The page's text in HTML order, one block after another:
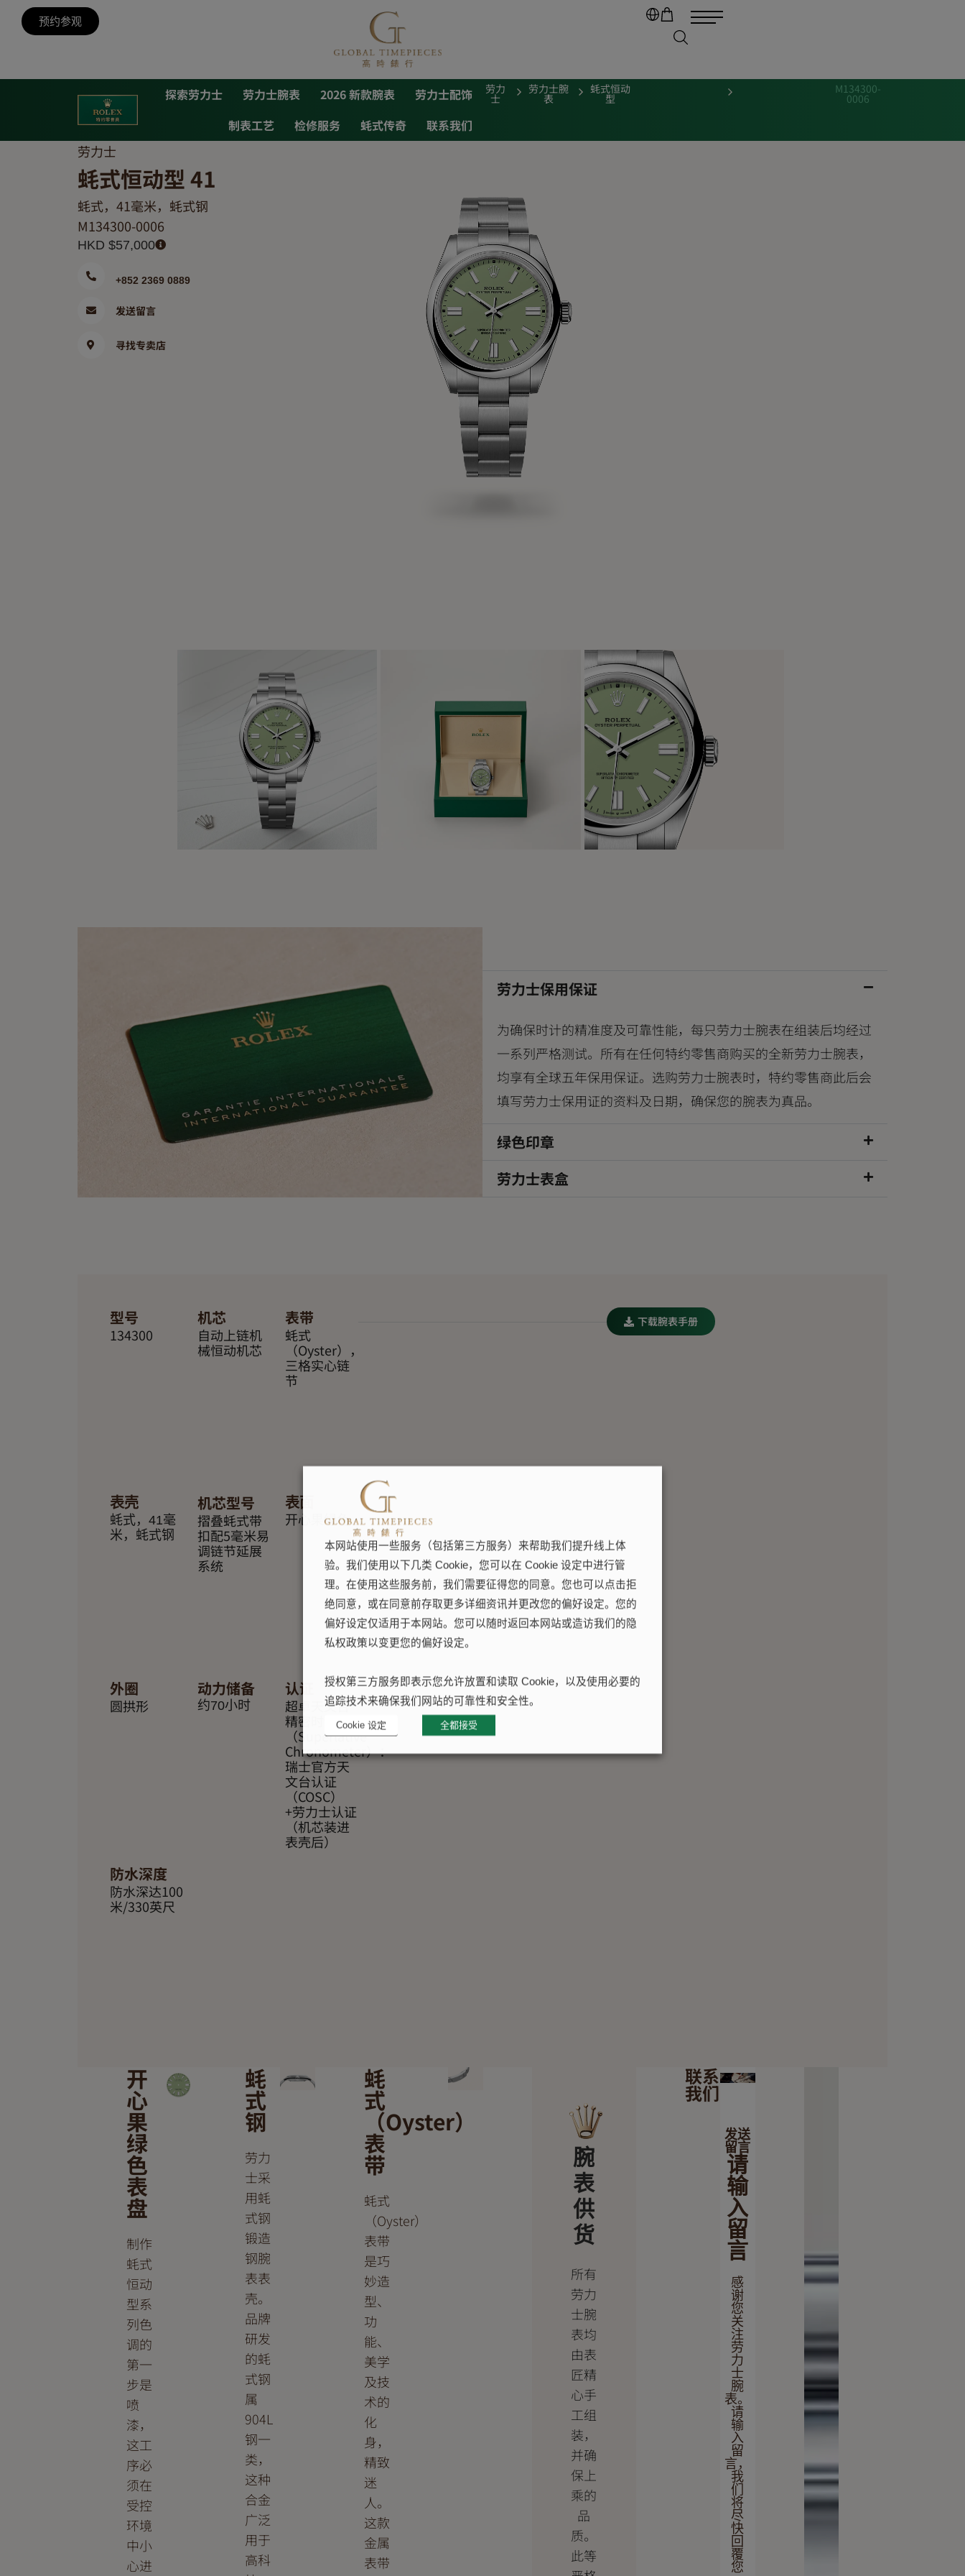
预约参观
探索劳力士 劳力士腕表 2026 新款腕表
劳力士配饰
制表工艺
检修服务 蚝式传奇 联系我们
劳力
士
劳力士腕
表
蚝式恒动
型
M134300-
0006
劳力士
蚝式恒动型 41
蚝式，41毫米，蚝式钢
M134300-0006
HKD $57,000
+852 2369 0889
发送留言
寻找专卖店
劳力士保用保证
为确保时计的精准度及可靠性能，每只劳力士腕表在组装后均经过
一系列严格测试。所有在任何特约零售商购买的全新劳力士腕表，
均享有全球五年保用保证。选购劳力士腕表时，特约零售商此后会
填写劳力士保用证的资料及日期，确保您的腕表为真品。
绿色印章
劳力士表盒
型号
134300
机芯
自动上链机
械恒动机芯
表带
蚝式
（Oyster），
三格实心链
节
表壳
蚝式，41毫
米，蚝式钢
机芯型号
摺叠蚝式带
扣配5毫米易
调链节延展
系统
表面
开心果绿色
外圈
圆拱形
动力储备
约70小时
认证
超卓天文台
精密时计
（Superlative
Chronometer）：
瑞士官方天
文台认证
（COSC）
+劳力士认证
（机芯装进
表壳后）
防水深度
防水深达100
米/330英尺
下载腕表手册
开
心
果
绿
色
表
盘
制作
蚝式
恒动
型系
列色
调的
第一
步是
喷
漆，
这工
序必
须在
受控
环境
中小
心进
蚝
式
钢
劳力
士采
用蚝
式钢
锻造
钢腕
表表
壳。
品牌
研发
的蚝
式钢
属
904L
钢一
类，
这种
合金
广泛
用于
高科
蚝
式
（Oyster）
表
带
蚝式
（Oyster）
表带
是巧
妙造
型、
功
能、
美学
及技
术的
化
身，
精致
迷
人。
这款
金属
表带
腕
表
供
货
所有
劳力
士腕
表均
由表
匠精
心手
工组
装，
并确
保上
乘的
品
质。
此等
联系
我们
发送
留言
请
输
入
留
言
感
谢
您
关
注
劳
力
士
腕
表。
请
输
入
留
言，
我
们
将
尽
快
回
覆
您
本网站使用一些服务（包括第三方服务）来帮助我们提升线上体
验。我们使用以下几类 Cookie，您可以在 Cookie 设定中进行管
理。在使用这些服务前，我们需要征得您的同意。您也可以点击拒
绝同意，或在同意前存取更多详细资讯并更改您的偏好设定。您的
偏好设定仅适用于本网站。您可以随时返回本网站或造访我们的隐
私权政策以变更您的偏好设定。
授权第三方服务即表示您允许放置和读取 Cookie，以及使用必要的
追踪技术来确保我们网站的可靠性和安全性。
Cookie 设定 全都接受